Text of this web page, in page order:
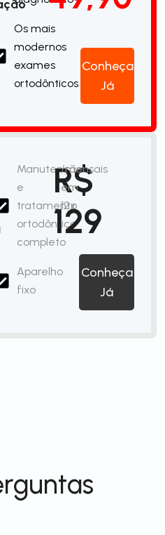
Os mais
modernos
exames
ortodônticos
Conheça
Já
Manutenção
e
tratamento
ortodôntico
completo
Aparelho
fixo
R$
129
/mensais
em
12x
Conheça
Já